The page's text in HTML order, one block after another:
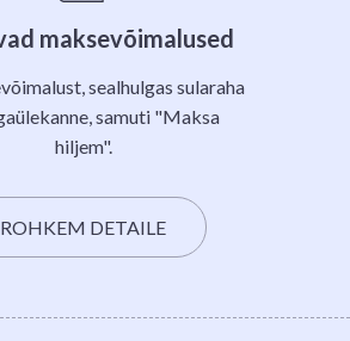
maksevõimalused
sealhulgas sularaha
samuti "Maksa
hiljem".
ROHKEM DETAILE